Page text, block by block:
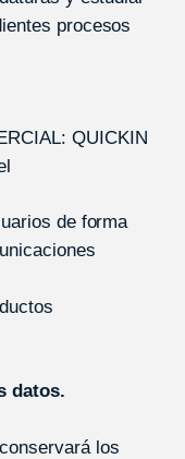
procesos
QUICKIN
de forma
datos.
los